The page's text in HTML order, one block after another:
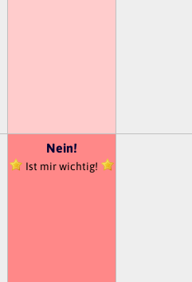
Nein!
Ist mir wichtig!